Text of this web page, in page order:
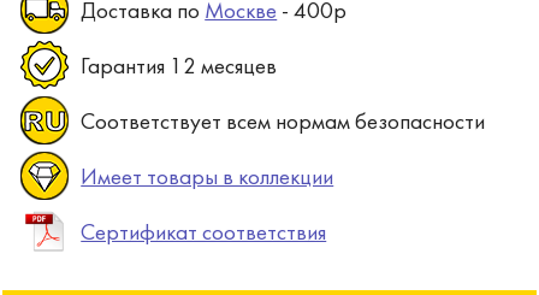
Доставка по Москве - 400р
Гарантия 12 месяцев
Соответствует всем нормам безопасности
Имеет товары в коллекции
Сертификат соответствия